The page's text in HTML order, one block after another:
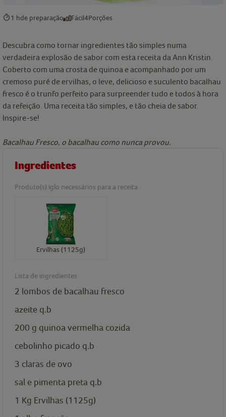
1 hde preparação Fácil4Porções
Descubra como tornar ingredientes tão simples numa
verdadeira explosão de sabor com esta receita da Ann Kristin.
Coberto com uma crosta de quinoa e acompanhado por um
cremoso puré de ervilhas, o leve, delicioso e suculento bacalhau
fresco é o trunfo perfeito para surpreender tudo e todos à hora
da refeição. Uma receita tão simples, e tão cheia de sabor.
Inspire-se!
Bacalhau Fresco, o bacalhau como nunca provou.
Ingredientes
Produto(s) Iglo necessários para a receita
Ervilhas (1125g)
Lista de ingredientes
2 lombos de bacalhau fresco
azeite q.b
200 g quinoa vermelha cozida
cebolinho picado q.b
3 claras de ovo
sal e pimenta preta q.b
1 Kg Ervilhas (1125g)